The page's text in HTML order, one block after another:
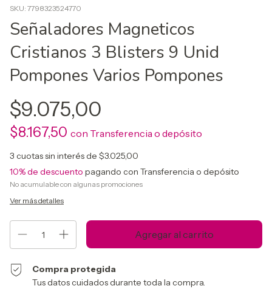
SKU: 7798323524770
Señaladores Magneticos
Cristianos 3 Blisters 9 Unid
Pompones Varios Pompones
$9.075,00
$8.167,50 con Transferencia o depósito
3 cuotas sin interés de $3.025,00
10% de descuento pagando con Transferencia o depósito
No acumulable con algunas promociones
Ver más detalles
Compra protegida
Tus datos cuidados durante toda la compra.